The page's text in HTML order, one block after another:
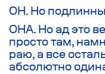
ОН. Но
ОНА. Но ад это
просто там,
раю, а все
абсолютно